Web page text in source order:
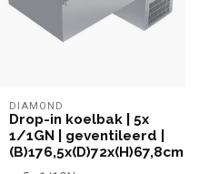
DIAMOND
Drop-in koelbak | 5x
1/1GN | geventileerd |
(B)176,5x(D)72x(H)67,8cm